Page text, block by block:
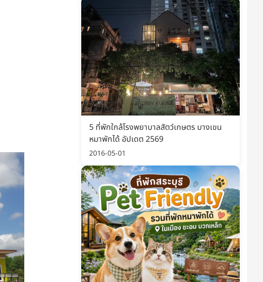
5 ที่พักใกล้โรงพยาบาลสัตว์เกษตร บางเขน
หมาพักได้ อัปเดต 2569
2016-05-01